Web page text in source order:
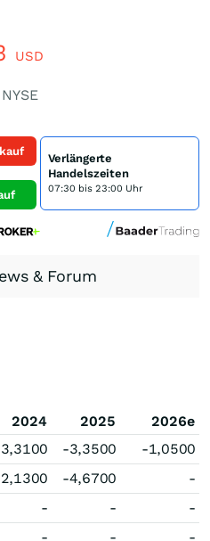
USD
NYSE
Verlängerte
Handelszeiten
07:30 bis 23:00 Uhr
& Forum
2024 2025
2026e
-3,3500
-1,0500
-4,6700
-
- -
-
- -
-